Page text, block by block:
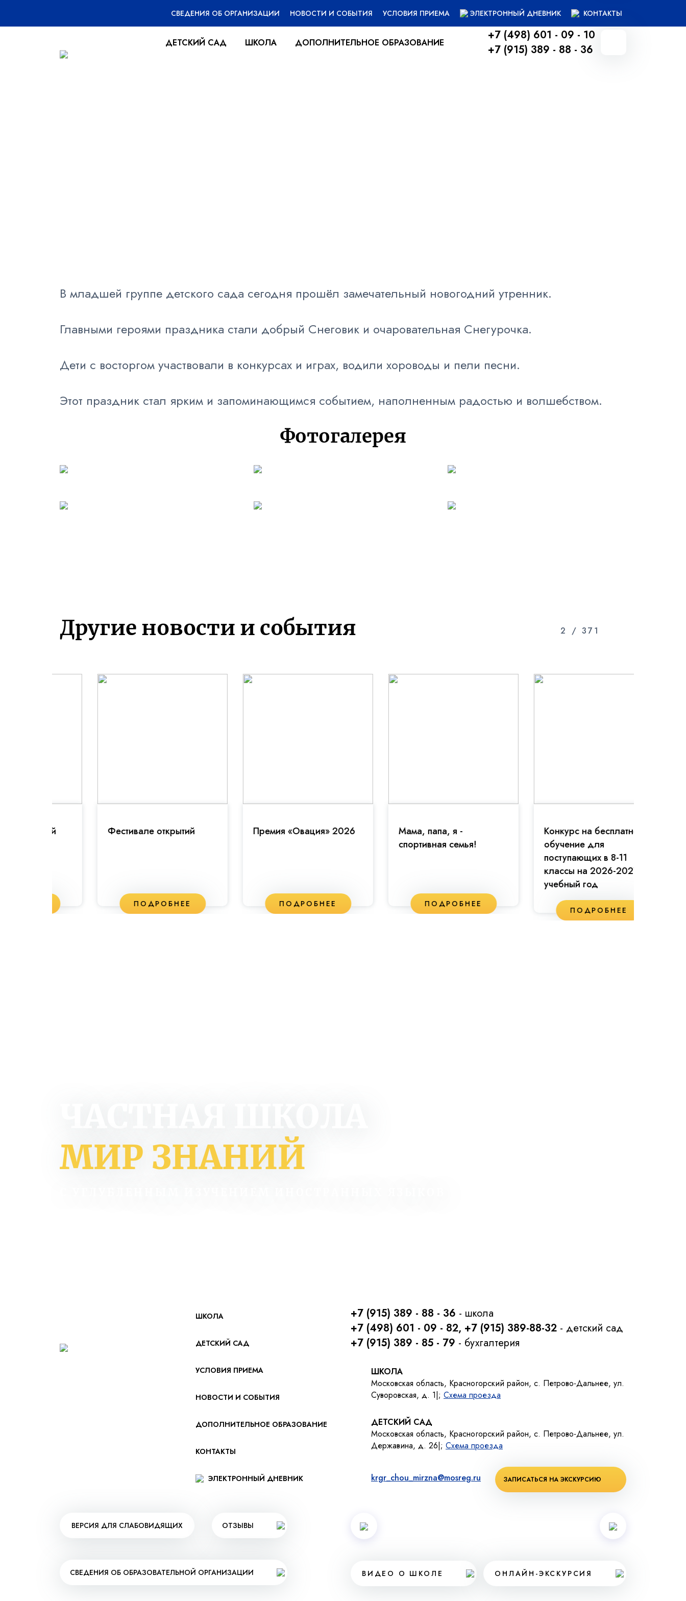
СВЕДЕНИЯ ОБ ОРГАНИЗАЦИИ НОВОСТИ И СОБЫТИЯ УСЛОВИЯ ПРИЕМА ЭЛЕКТРОННЫЙ ДНЕВНИК КОНТАКТЫ
ДЕТСКИЙ САД ШКОЛА ДОПОЛНИТЕЛЬНОЕ ОБРАЗОВАНИЕ
+7 (498) 601 - 09 - 10
+7 (915) 389 - 88 - 36
В младшей группе детского сада сегодня прошёл замечательный новогодний утренник.
Главными героями праздника стали добрый Снеговик и очаровательная Снегурочка.
Дети с восторгом участвовали в конкурсах и играх, водили хороводы и пели песни.
Этот праздник стал ярким и запоминающимся событием, наполненным радостью и волшебством.
Фотогалерея
Другие новости и события 3 / 371
Фестивале открытий
ПОДРОБНЕЕ
Премия «Овация» 2026
ПОДРОБНЕЕ
Мама, папа, я -
спортивная семья!
ПОДРОБНЕЕ
Конкурс на бесплатное
обучение для
поступающих в 8-11
классы на 2026-2027
учебный год
ПОДРОБНЕЕ
МИР ЗНАНИЙ
ШКОЛА
ДЕТСКИЙ САД
УСЛОВИЯ ПРИЕМА
НОВОСТИ И СОБЫТИЯ
ДОПОЛНИТЕЛЬНОЕ ОБРАЗОВАНИЕ
КОНТАКТЫ
ЭЛЕКТРОННЫЙ ДНЕВНИК
+7 (915) 389 - 88 - 36 - школа
+7 (498) 601 - 09 - 82, +7 (915) 389-88-32 - детский сад
+7 (915) 389 - 85 - 79 - бухгалтерия
ШКОЛА
Московская область, Красногорский район, с. Петрово-Дальнее, ул.
Суворовская, д. 1|; Схема проезда
ДЕТСКИЙ САД
Московская область, Красногорский район, с. Петрово-Дальнее, ул.
Державина, д. 26|; Схема проезда
krgr_chou_mirzna@mosreg.ru ЗАПИСАТЬСЯ НА ЭКСКУРСИЮ
ВЕРСИЯ ДЛЯ СЛАБОВИДЯЩИХ ОТЗЫВЫ
СВЕДЕНИЯ ОБ ОБРАЗОВАТЕЛЬНОЙ ОРГАНИЗАЦИИ ВИДЕО О ШКОЛЕ ОНЛАЙН-ЭКСКУРСИЯ